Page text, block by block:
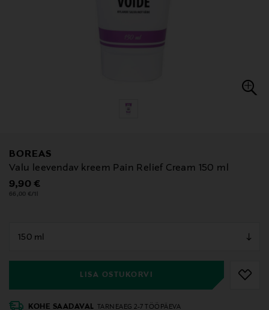
BOREAS
Valu leevendav kreem Pain Relief Cream 150 ml
Original Price
9,90 €
66,00 €/1l
LISA OSTUKORVI
KOHE SAADAVAL TARNEAEG 2-7 TÖÖPÄEVA